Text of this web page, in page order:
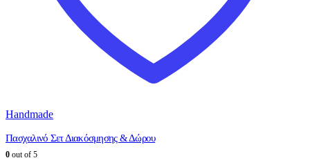
Handmade
Πασχαλινό Σετ Διακόσμησης & Δώρου
0 out of 5